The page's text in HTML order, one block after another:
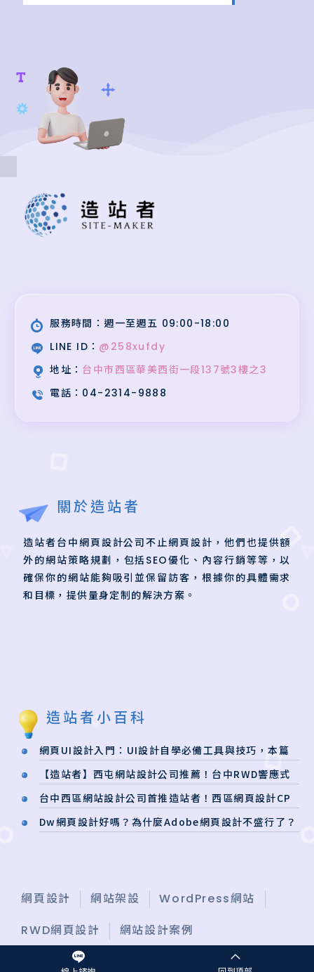
服務時間：週一至週五 09:00-18:00
LINE ID： @258xufdy
地址： 台中市西區華美西街一段137號3樓之3
電話： 04-2314-9888
關於造站者
造站者台中網頁設計公司不止網頁設計，他們也提供額
外的網站策略規劃，包括SEO優化、內容行銷等等，以
確保你的網站能夠吸引並保留訪客，根據你的具體需求
和目標，提供量身定制的解決方案。
造站者小百科
網頁UI設計入門：UI設計自學必備工具與技巧，本篇
有解！
【造站者】西屯網站設計公司推薦！台中RWD響應式
網站一次搞定
台中西區網站設計公司首推造站者！西區網頁設計CP
值超高
Dw網頁設計好嗎？為什麼Adobe網頁設計不盛行了？
最新網頁設計推薦軟體
網頁設計 網站架設
WordPress網站
RWD網頁設計
網站設計案例